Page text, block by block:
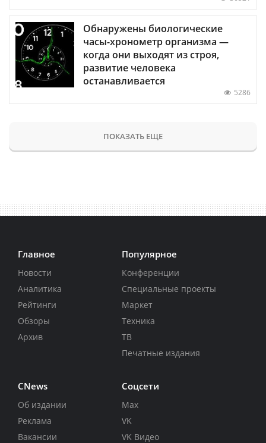
Обнаружены биологические
часы-хронометр организма —
когда они выходят из строя,
развитие человека
останавливается
5286
ПОКАЗАТЬ ЕЩЕ
Главное
Новости
Аналитика
Рейтинги
Обзоры
Архив
Популярное
Конференции
Специальные проекты
Маркет
Техника
ТВ
Печатные издания
CNews
Об издании
Реклама
Вакансии
Соцсети
Max
VK
VK Видео